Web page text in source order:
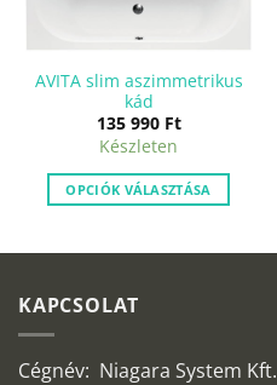
AVITA slim aszimmetrikus
kád
135 990 Ft
Készleten
OPCIÓK VÁLASZTÁSA
KAPCSOLAT
Cégnév: Niagara System Kft.